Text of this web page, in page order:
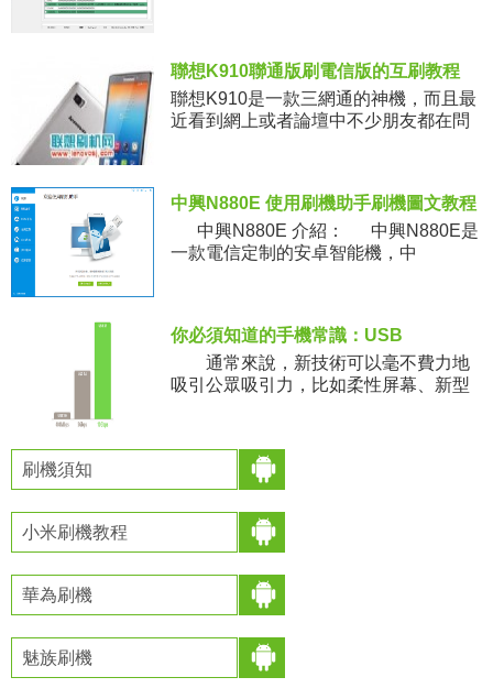
聯想K910聯通版刷電信版的互刷教程
聯想K910是一款三網通的神機，而且最
近看到網上或者論壇中不少朋友都在問
中興N880E 使用刷機助手刷機圖文教程
中興N880E 介紹： 中興N880E是
一款電信定制的安卓智能機，中
你必須知道的手機常識：USB
通常來說，新技術可以毫不費力地
吸引公眾吸引力，比如柔性屏幕、新型
挑，畢竟它只是一個新的接口標
刷機須知
小米刷機教程
華為刷機
魅族刷機